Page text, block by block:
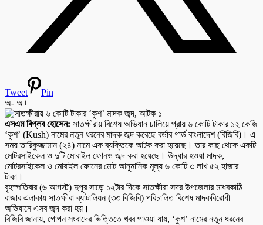
Tweet
Pin
অ- অ+
এসএম বিপ্লব হোসেন: সাতক্ষীরায় বিশেষ অভিযান চালিয়ে প্রায় ৬ কোটি টাকার ১২ কেজি
‘কুশ’ (Kush) নামের নতুন ধরনের মাদক জব্দ করেছে বর্ডার গার্ড বাংলাদেশ (বিজিবি)। এ
সময় তারিকুজ্জামান (২৪) নামে এক ব্যক্তিকে আটক করা হয়েছে। তার কাছ থেকে একটি
মোটরসাইকেল ও দুটি মোবাইল ফোনও জব্দ করা হয়েছে। উদ্ধার হওয়া মাদক,
মোটরসাইকেল ও মোবাইল ফোনের মোট আনুমানিক মূল্য ৬ কোটি ৩ লাখ ৫২ হাজার
টাকা।
বৃহস্পতিবার (৬ আগস্ট) দুপুর সাড়ে ১২টার দিকে সাতক্ষীরা সদর উপজেলার মাধবকাঠি
বাজার এলাকায় সাতক্ষীরা ব্যাটালিয়ন (৩৩ বিজিবি) পরিচালিত বিশেষ মাদকবিরোধী
অভিযানে এসব জব্দ করা হয়।
বিজিবি জানায়, গোপন সংবাদের ভিত্তিতে খবর পাওয়া যায়, ‘কুশ’ নামের নতুন ধরনের